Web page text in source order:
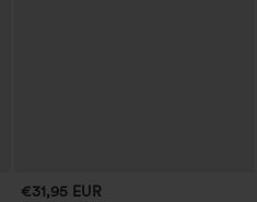
€31,95 EUR